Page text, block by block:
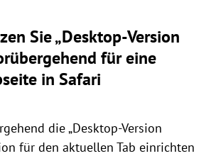
Sie „Desktop-Version
für eine
in Safari
die „Desktop-Version
für den aktuellen Tab einrichten